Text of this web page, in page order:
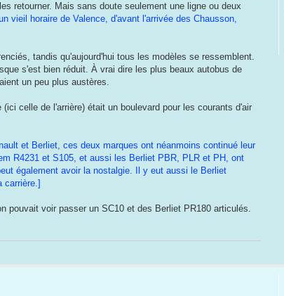
retourner. Mais sans doute seulement une ligne ou deux
vieil horaire de Valence, d'avant l'arrivée des Chausson,
tandis qu'aujourd'hui tous les modèles se ressemblent.
s'est bien réduit. À vrai dire les plus beaux autobus de
un peu plus austères.
celle de l'arrière) était un boulevard pour les courants d'air
et Berliet, ces deux marques ont néanmoins continué leur
R4231 et S105, et aussi les Berliet PBR, PLR et PH, ont
également avoir la nostalgie. Il y eut aussi le Berliet
carrière.]
voir passer un SC10 et des Berliet PR180 articulés.